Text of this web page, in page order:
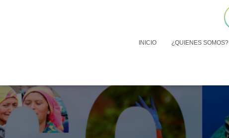
INICIO ¿QUIENES SOMOS?